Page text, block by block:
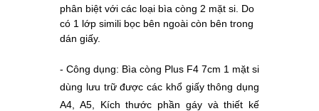
phân biệt với các loại bìa còng 2 mặt si. Do
có 1 lớp simili bọc bên ngoài còn bên trong
dán giấy.
- Công dụng: Bìa còng Plus F4 7cm 1 mặt si
dùng lưu trữ được các khổ giấy thông dụng
A4, A5, Kích thước phần gáy và thiết kế